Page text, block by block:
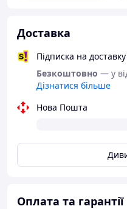
Доставка
Підписка на
Безкоштовно — у
Дізнатися більше
Нова Пошта
Оплата та гарантії